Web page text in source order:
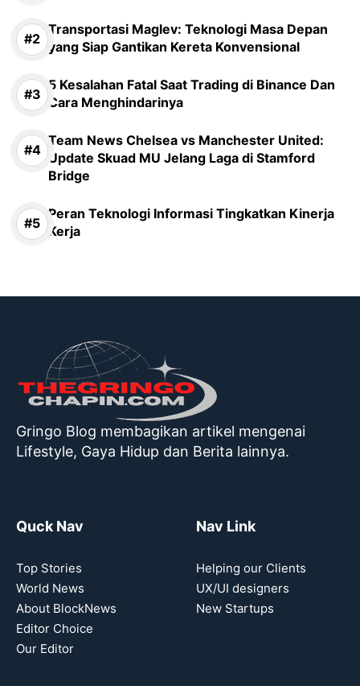
Transportasi Maglev: Teknologi Masa Depan
yang Siap Gantikan Kereta Konvensional
5 Kesalahan Fatal Saat Trading di Binance Dan
Cara Menghindarinya
Team News Chelsea vs Manchester United:
Update Skuad MU Jelang Laga di Stamford
Bridge
Peran Teknologi Informasi Tingkatkan Kinerja
Kerja
Gringo Blog membagikan artikel mengenai
Lifestyle, Gaya Hidup dan Berita lainnya.
Quck Nav
Top Stories
World News
About BlockNews
Editor Choice
Our Editor
Nav Link
Helping our Clients
UX/UI designers
New Startups